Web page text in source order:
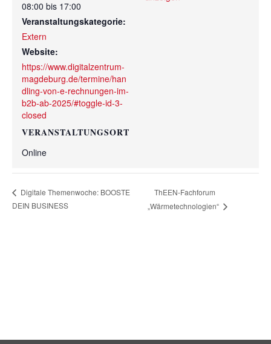
08:00 bis 17:00
Veranstaltungskategorie:
Extern
Website:
https://www.digitalzentrum-
magdeburg.de/termine/han
dling-von-e-rechnungen-im-
b2b-ab-2025/#toggle-id-3-
closed
VERANSTALTUNGSORT
Online
Digitale Themenwoche: BOOSTE
DEIN BUSINESS
ThEEN-Fachforum
„Wärmetechnologien“